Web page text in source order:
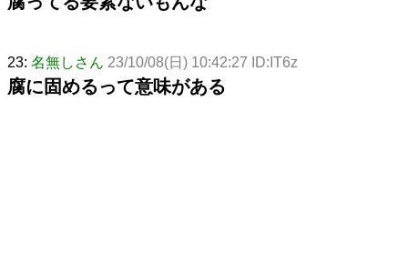
23: 名無しさん 23/10/08(日) 10:42:27 ID:IT6z
腐に固めるって意味がある